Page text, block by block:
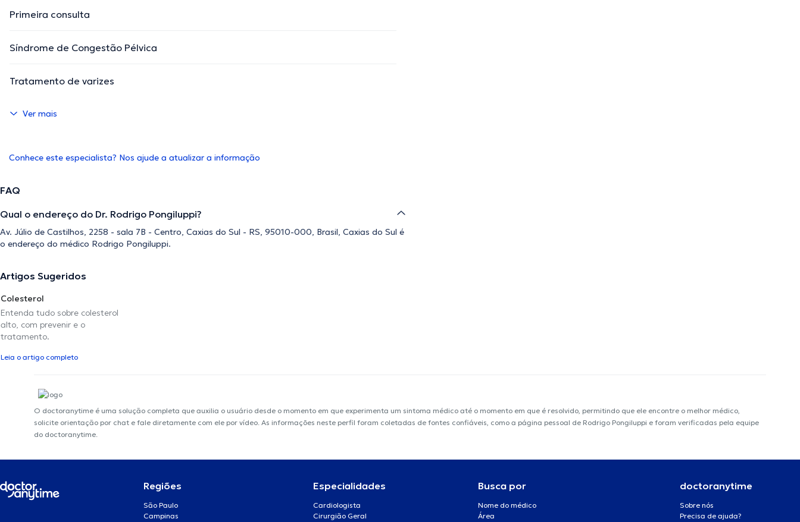
Primeira consulta
Síndrome de Congestão Pélvica
Tratamento de varizes
Ver mais
Conhece este especialista? Nos ajude a atualizar a informação
FAQ
Qual o endereço do Dr. Rodrigo Pongiluppi?
Av. Júlio de Castilhos, 2258 - sala 7B - Centro, Caxias do Sul - RS, 95010-000, Brasil, Caxias do Sul é
o endereço do médico Rodrigo Pongiluppi.
Artigos Sugeridos
Colesterol
Entenda tudo sobre colesterol
alto, com prevenir e o
tratamento.
Leia o artigo completo
O doctoranytime é uma solução completa que auxilia o usuário desde o momento em que experimenta um sintoma médico até o momento em que é resolvido, permitindo que ele encontre o melhor médico,
solicite orientação por chat e fale diretamente com ele por vídeo. As informações neste perfil foram coletadas de fontes confiáveis, como a página pessoal de Rodrigo Pongiluppi e foram verificadas pela equipe
do doctoranytime.
Regiões
São Paulo
Campinas
Especialidades
Cardiologista
Cirurgião Geral
Busca por
Nome do médico
Área
doctoranytime
Sobre nós
Precisa de ajuda?